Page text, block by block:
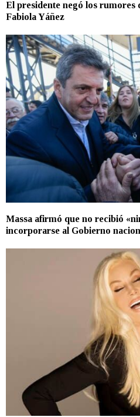
El presidente negó los rumores
Fabiola Yáñez
Massa afirmó que no recibió
incorporarse al Gobierno